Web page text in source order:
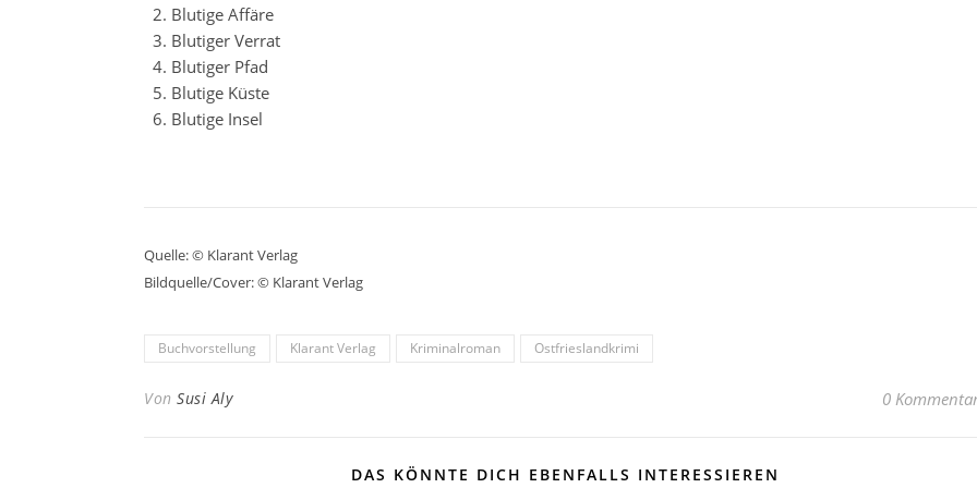
Blutige Affäre
Blutiger Verrat
Blutiger Pfad
Blutige Küste
Blutige Insel
Quelle: © Klarant Verlag
Bildquelle/Cover: © Klarant Verlag
Buchvorstellung Klarant Verlag Kriminalroman Ostfrieslandkrimi
Von Susi Aly 0
DAS KÖNNTE DICH EBENFALLS INTERESSIEREN